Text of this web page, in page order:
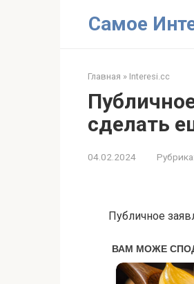
Самое
Главная » Interesi.cc
сделать
04.02.2024 Рубрика:
Публичное